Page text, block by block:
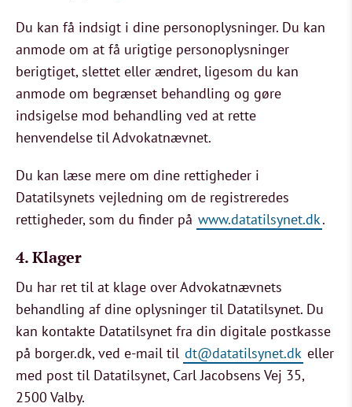
Du kan få indsigt i dine personoplysninger. Du kan
anmode om at få urigtige personoplysninger
berigtiget, slettet eller ændret, ligesom du kan
anmode om begrænset behandling og gøre
indsigelse mod behandling ved at rette
henvendelse til Advokatnævnet.
Du kan læse mere om dine rettigheder i
Datatilsynets vejledning om de registreredes
rettigheder, som du finder på www.datatilsynet.dk.
4.Klager
Du har ret til at klage over Advokatnævnets
behandling af dine oplysninger til Datatilsynet. Du
kan kontakte Datatilsynet fra din digitale postkasse
på borger.dk, ved e-mail til dt@datatilsynet.dk eller
med post til Datatilsynet, Carl Jacobsens Vej 35,
2500 Valby.